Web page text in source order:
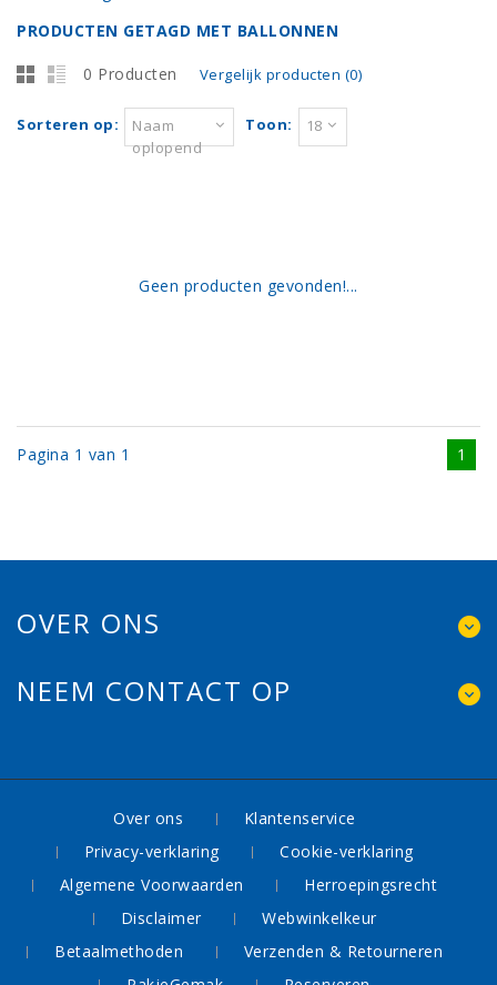
PRODUCTEN GETAGD MET BALLONNEN
0 Producten Vergelijk producten (0)
Sorteren op:
Naam
oplopend
Toon: 18
Geen producten gevonden!...
Pagina 1 van 1 1
OVER ONS
NEEM CONTACT OP
Over ons
Klantenservice
Privacy-verklaring
Cookie-verklaring
Algemene Voorwaarden
Herroepingsrecht
Disclaimer
Webwinkelkeur
Betaalmethoden
Verzenden & Retourneren